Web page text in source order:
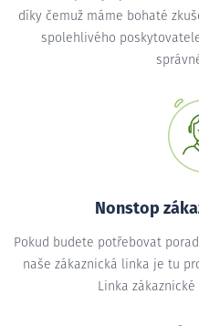
díky čemuž máme bohaté
spolehlivého
Nonstop
Pokud budete potřebovat
naše zákaznická linka je tu
Linka